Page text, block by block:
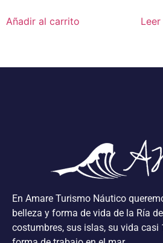
Añadir al carrito
En Amare Turismo Náutico
belleza y forma de vida de la Ría
costumbres, sus islas, su vida casi